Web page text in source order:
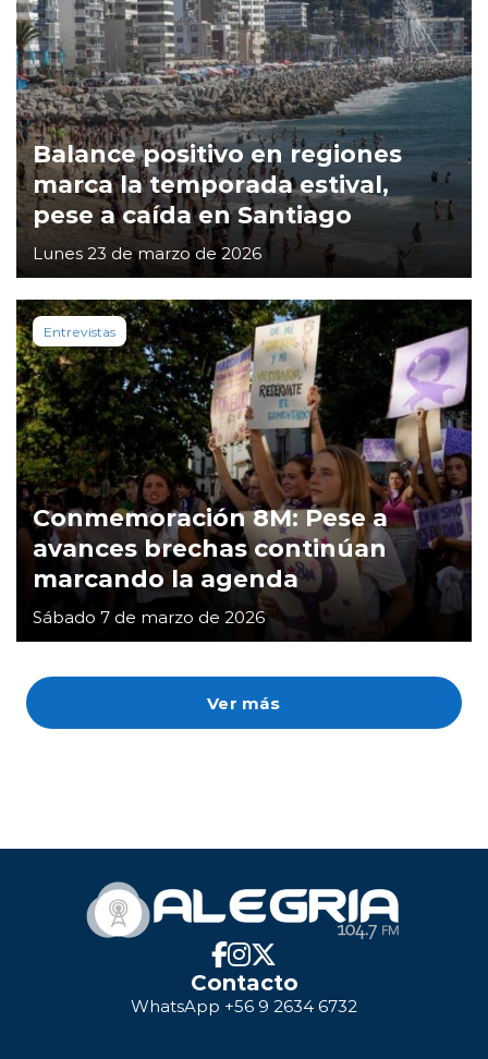
Ver más
Balance positivo en regiones
marca la temporada estival,
pese a caída en Santiago
Lunes 23 de marzo de 2026
Entrevistas
Conmemoración 8M: Pese a
avances brechas continúan
marcando la agenda
Sábado 7 de marzo de 2026
Contacto
WhatsApp +56 9 2634 6732